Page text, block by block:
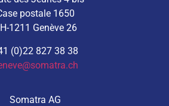
postale 1650
1211 Genève 26
(0)22 827 38 38
Somatra AG